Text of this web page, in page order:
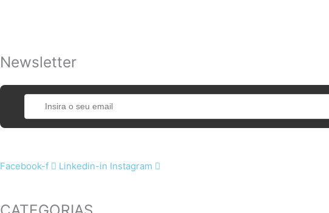
Newsletter
Facebook-f Linkedin-in Instagram